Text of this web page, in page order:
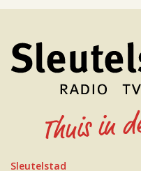
Sleutelstad